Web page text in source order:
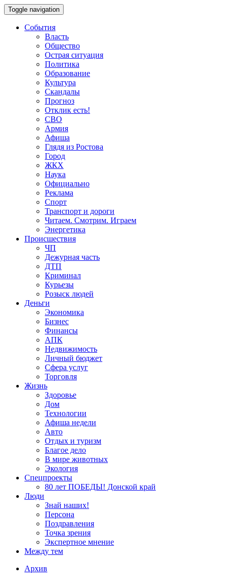
Toggle navigation
События
Власть
Общество
Острая ситуация
Политика
Образование
Культура
Скандалы
Прогноз
Отклик есть!
СВО
Армия
Афиша
Глядя из Ростова
Город
ЖКХ
Наука
Официально
Реклама
Спорт
Транспорт и дороги
Читаем. Смотрим. Играем
Энергетика
Происшествия
ЧП
Дежурная часть
ДТП
Криминал
Курьезы
Розыск людей
Деньги
Экономика
Бизнес
Финансы
АПК
Недвижимость
Личный бюджет
Сфера услуг
Торговля
Жизнь
Здоровье
Дом
Технологии
Афиша недели
Авто
Отдых и туризм
Благое дело
В мире животных
Экология
Спецпроекты
80 лет ПОБЕДЫ! Донской край
Люди
Знай наших!
Персона
Поздравления
Точка зрения
Экспертное мнение
Между тем
Архив